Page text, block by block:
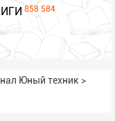
858 584
Юный техник >